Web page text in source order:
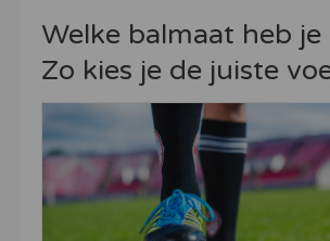
Welke balmaat heb je
Zo kies je de juiste